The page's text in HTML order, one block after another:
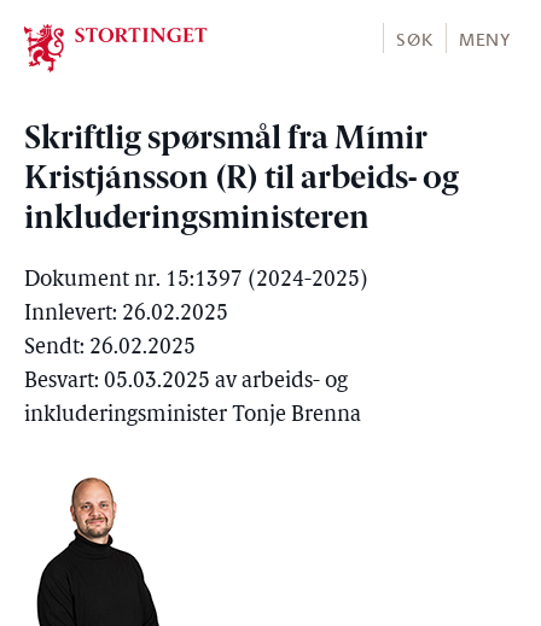
Stortinget.no
SØK MENY
Skriftlig spørsmål fra Mímir
Kristjánsson (R) til arbeids- og
inkluderingsministeren
Dokument nr. 15:1397 (2024-2025)
Innlevert: 26.02.2025
Sendt: 26.02.2025
Besvart: 05.03.2025 av arbeids- og
inkluderingsminister Tonje Brenna